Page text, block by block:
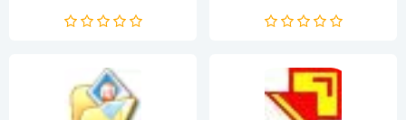
Weise zu ändern....
ermöglicht es Nutzern, eine